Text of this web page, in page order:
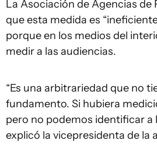
La Asociación de Agencias
que esta medida es
porque en los medios del
medir a las audiencias.
“Es una arbitrariedad que no
fundamento. Si hubiera
pero no podemos identificar a
explicó la vicepresidenta de la